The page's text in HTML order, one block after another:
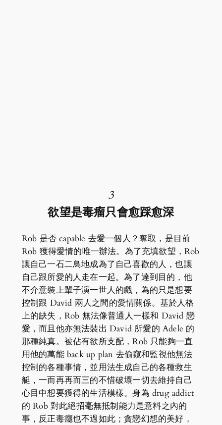
3
欲望是毒瘤只會愈踩愈深
Rob 是否 capable 去愛一個人？奪取，是目前
Rob 獲得愛情的唯一辦法。為了充填欲望，Rob
讓自己一石二鳥地成為了自己喜歡的人，也讓
自己跟所愛的人走在一起。為了達到目的，他
不介意裝上輩子演一世人的戲，為的只是想要
控制跟 David 兩人之間的愛情關係。基於人格
上的缺失，Rob 無法像普通人一樣和 David 戀
愛，而且他亦無法裝出 David 所愛的 Adele 的
那種純真。被佔有欲所支配，Rob 只能夠一直
用他的萬能 back up plan 去偷窺和監視他無法
控制的各種事情，並用法生成自己的各種救生
艇，一而再再而三的不惜破壞一切去維持自己
心目中想要獲得的生活模樣。身為 drug addict
的 Rob 對此絕招毫無抵制能力是意料之內的
事，反正毒癮也不過如此；貪戀幻想的美好，